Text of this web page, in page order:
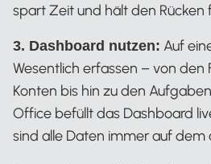
spart Zeit und hält den Rücken
3. Dashboard nutzen: Auf
Wesentlich erfassen – von den
Konten bis hin zu den
Office befüllt das Dashboard
sind alle Daten immer auf dem